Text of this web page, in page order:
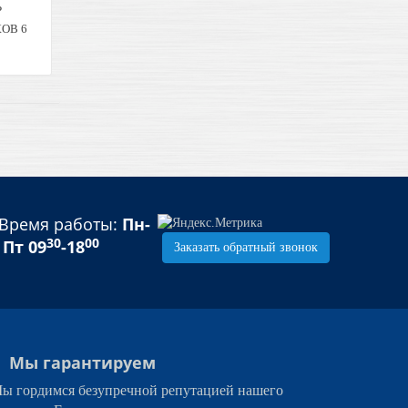
6
Время работы: Пн-
Пт 0930-1800 Заказать обратный звонок
Мы гарантируем
гордимся безупречной репутацией нашего